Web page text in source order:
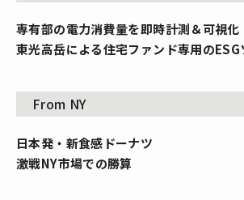
専有部の電力消費量を即時計測＆可視化
東光高岳による住宅ファンド専用の
From NY
日本発・新食感ドーナツ
激戦NY市場での勝算